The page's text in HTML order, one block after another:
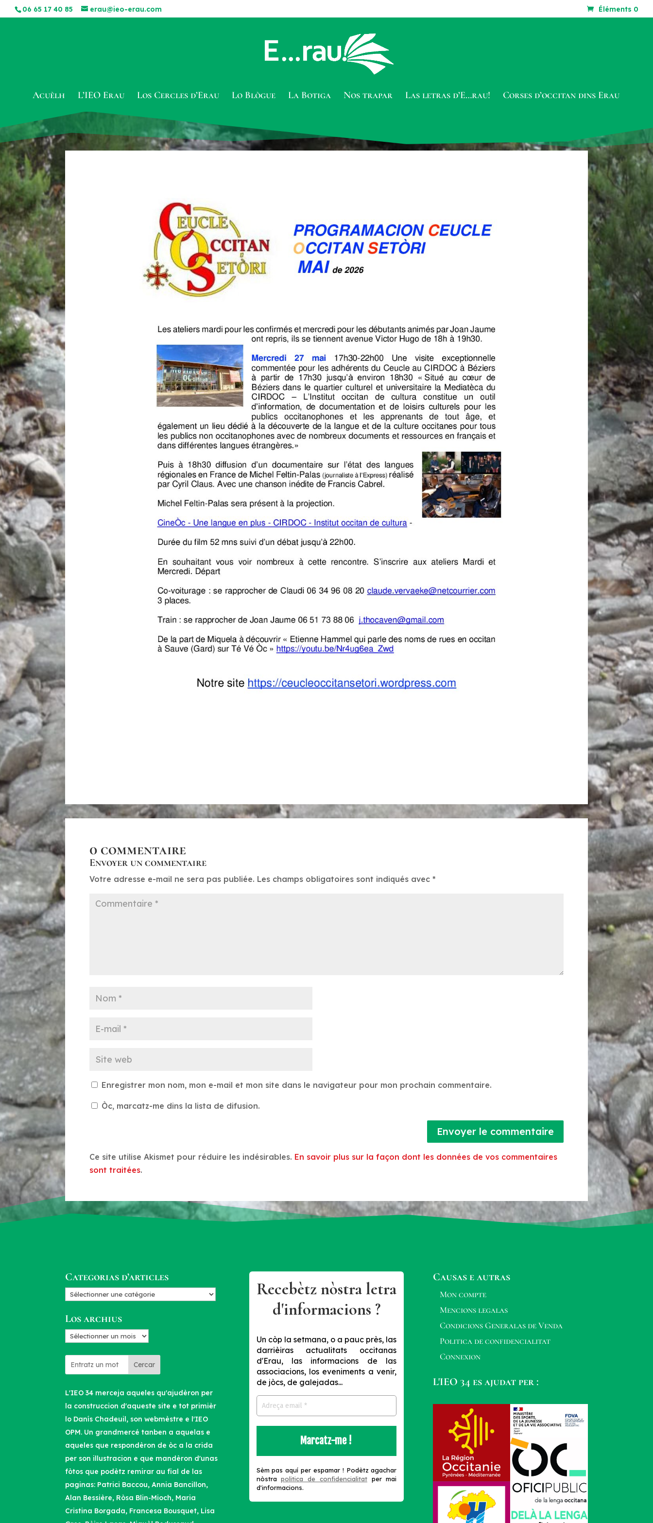
06 65 17 40 85 erau@ieo-erau.com Éléments 0
Acuèlh L’IEO Erau Los Cercles d’Erau Lo Blògue La Botiga Nos trapar Las letras d’E…rau! Corses d’occitan dins Erau
0 commentaire
Envoyer un commentaire
Votre adresse e-mail ne sera pas publiée. Les champs obligatoires sont indiqués avec*
Enregistrer mon nom, mon e-mail et mon site dans le navigateur pour mon prochain commentaire.
Òc, marcatz-me dins la lista de difusion.
Envoyer le commentaire
Ce site utilise Akismet pour réduire les indésirables. En savoir plus sur la façon dont les données de vos commentaires
sont traitées.
Categorias d’articles
Categorias
Los archius
Los
Cercar
L'IEO 34 merceja aqueles qu'ajudèron per
la construccion d'aqueste site e tot primièr
lo Danís Chadeuil, son webmèstre e l'IEO
OPM. Un grandmercé tanben a aquelas e
aqueles que respondèron de òc a la crida
per son illustracion e que mandèron d'unas
fòtos que podètz remirar au fial de las
paginas: Patrici Baccou, Annia Bancillon,
Alan Bessière, Ròsa Blin-Mioch, Maria
Cristina Borgada, Francesa Bousquet, Lisa
Recebètz nòstra letra
d'informacions ?
Un còp la setmana, o a pauc près, las
darrièiras actualitats occitanas
d'Erau, las informacions de las
associacions, los eveniments a venir,
de jòcs, de galejadas...
Sèm pas aquí per espamar ! Podètz agachar
nòstrapolitica de confidencialitatper mai
d'informacions.
Causas e autras
Mon compte
Mencions legalas
Condicions Generalas de Venda
Politica de confidencialitat
Connexion
L'IEO 34 es ajudat per :